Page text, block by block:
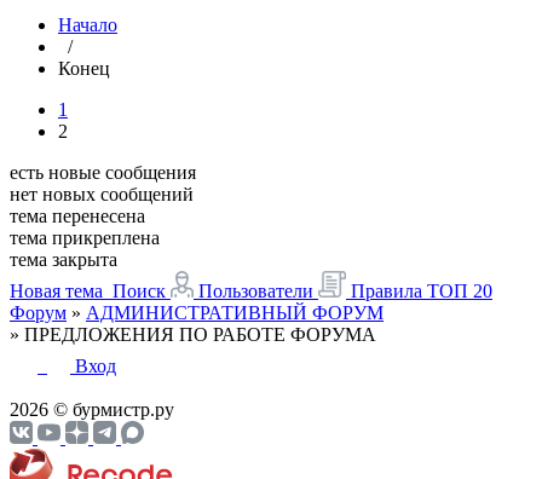
Начало
/
Конец
1
2
есть новые сообщения
нет новых сообщений
тема перенесена
тема прикреплена
тема закрыта
Новая тема Поиск Пользователи Правила ТОП 20
Форум » АДМИНИСТРАТИВНЫЙ ФОРУМ
» ПРЕДЛОЖЕНИЯ ПО РАБОТЕ ФОРУМА
Вход
2026 © бурмистр.ру